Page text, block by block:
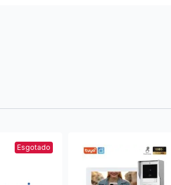
Esgotado